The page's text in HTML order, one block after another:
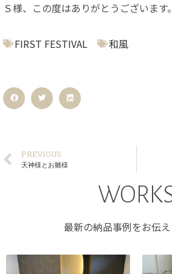
Ｓ様、この度はありがとうございます。
FIRST FESTIVAL 和風
PREVIOUS
天神様とお雛様
最新の納品事例をお伝え